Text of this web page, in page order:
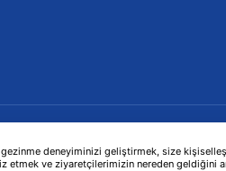
deneyiminizi geliştirmek, size
etmek ve ziyaretçilerimizin nereden geldiğini
PRODUKTE